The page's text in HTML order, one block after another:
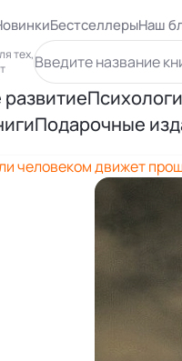
БестселлерыНаш
тех,
рост
философия
и ченнелингКниги
Подарочные
человеком движет